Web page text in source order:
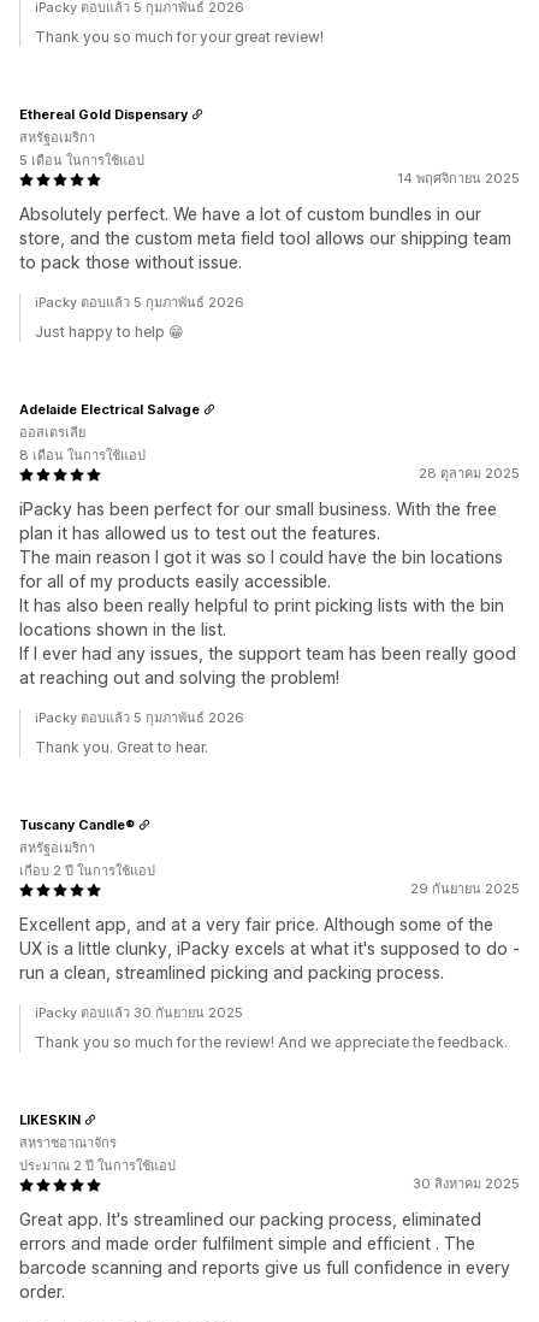
iPacky ตอบแล้ว 5 กุมภาพันธ์ 2026
Thank you so much for your great review!
14 พฤศจิกายน 2025
Absolutely perfect. We have a lot of custom bundles in our
store, and the custom meta field tool allows our shipping team
to pack those without issue.
Ethereal Gold Dispensary
สหรัฐอเมริกา
5 เดือน ในการใช้แอป
iPacky ตอบแล้ว 5 กุมภาพันธ์ 2026
Just happy to help 😁
28 ตุลาคม 2025
iPacky has been perfect for our small business. With the free
plan it has allowed us to test out the features.
The main reason I got it was so I could have the bin locations
for all of my products easily accessible.
It has also been really helpful to print picking lists with the bin
locations shown in the list.
If I ever had any issues, the support team has been really good
at reaching out and solving the problem!
Adelaide Electrical Salvage
ออสเตรเลีย
8 เดือน ในการใช้แอป
iPacky ตอบแล้ว 5 กุมภาพันธ์ 2026
Thank you. Great to hear.
29 กันยายน 2025
Excellent app, and at a very fair price. Although some of the
UX is a little clunky, iPacky excels at what it's supposed to do -
run a clean, streamlined picking and packing process.
Tuscany Candle®
สหรัฐอเมริกา
เกือบ 2 ปี ในการใช้แอป
iPacky ตอบแล้ว 30 กันยายน 2025
Thank you so much for the review! And we appreciate the feedback.
30 สิงหาคม 2025
Great app. It's streamlined our packing process, eliminated
errors and made order fulfilment simple and efficient . The
barcode scanning and reports give us full confidence in every
order.
LIKESKIN
สหราชอาณาจักร
ประมาณ 2 ปี ในการใช้แอป